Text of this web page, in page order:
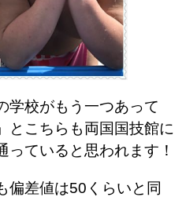
学校がもう一つあって
」とこちらも両国国技館に
ていると思われます！
偏差値は50くらいと同